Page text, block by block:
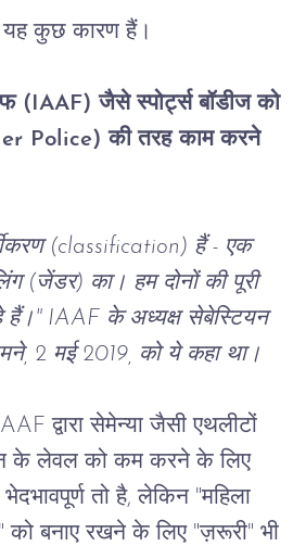
यह कुछ कारण हैं।
(IAAF) जैसे स्पोर्ट्स बॉडीज को
Police) की तरह काम करने
(classification) हैं - एक
(जेंडर) का। हम दोनों की पूरी
हैं।" IAAF के अध्यक्ष सेबेस्टियन
, 2 मई 2019, को ये कहा था।
द्वारा सेमेन्या जैसी एथलीटों
के लेवल को कम करने के लिए
भेदभावपूर्ण तो है, लेकिन "महिला
" को बनाए रखने के लिए "ज़रूरी" भी